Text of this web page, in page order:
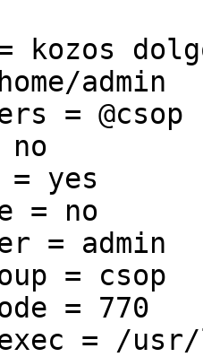
kozos
admin
= @csop
yes
= no
= admin
= csop
= 770
= /usr/